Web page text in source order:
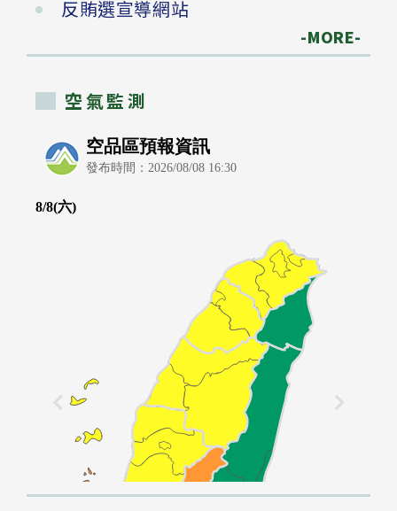
反賄選宣導網站
-MORE-
空氣監測